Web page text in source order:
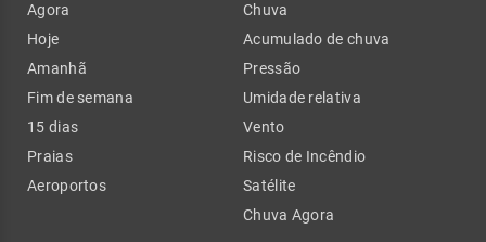
Agora
Hoje
Amanhã
Fim de semana
15 dias
Praias
Aeroportos
Chuva
Acumulado de chuva
Pressão
Umidade relativa
Vento
Risco de Incêndio
Satélite
Chuva Agora